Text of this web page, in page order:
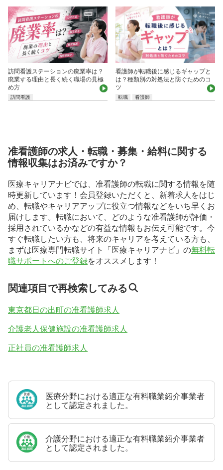
訪問看護ステーションの廃業率は？
廃業する理由と長く続く職場の見極
め方
訪問看護
看護師が転職後に感じるギャップと
は？種類別の対処法と防ぐためのコ
ツ
転職 看護師
准看護師の求人・転職・募集・給料に関する
情報収集はお済みですか？
医療キャリアナビでは、准看護師の転職に関する情報を随
時更新しています！会員登録いただくと、新着求人をはじ
め、転職やキャリアアップに役立つ情報などをいち早くお
届けします。転職において、どのような准看護師が評価・
採用されているかなどの有益な情報もお伝え可能です。今
すぐ転職したい方も、将来のキャリアを考えている方も、
まずは医療専門転職サイト「医療キャリアナビ」の無料転
職サポートへのご登録をオススメします！
関連項目で再検索してみる
東京都日の出町の准看護師求人
介護老人保健施設の准看護師求人
正社員の准看護師求人
医療分野における適正な有料職業紹介事業者
として認定されました。
介護分野における適正な有料職業紹介事業者
として認定されました。